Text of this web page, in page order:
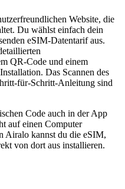
Website, die
Du wählst einfach dein
eSIM-Datentarif aus.
QR-Code und einem
Das Scannen des
für-Schritt-Anleitung sind
Code auch in der App
auf einen Computer
Airalo kannst du die eSIM,
von dort aus installieren.